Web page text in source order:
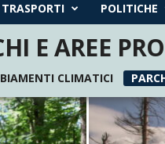
POLITICHE
E AREE
CLIMATICI